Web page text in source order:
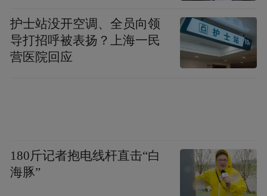
复原等。
专业性：
保捐赠与资金管理的专业性；依托国家图书
馆的古籍修复团队，确保古籍修复专业性；
护士站没开空调、全员向领
导打招呼被表扬？上海一民
营医院回应
180斤记者抱电线杆直击“白
海豚”